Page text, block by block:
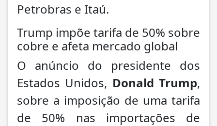
Petrobras e Itaú.
Trump impõe tarifa de 50% sobre
cobre e afeta mercado global
O anúncio do presidente dos
Estados Unidos, Donald Trump,
sobre a imposição de uma tarifa
de 50% nas importações de